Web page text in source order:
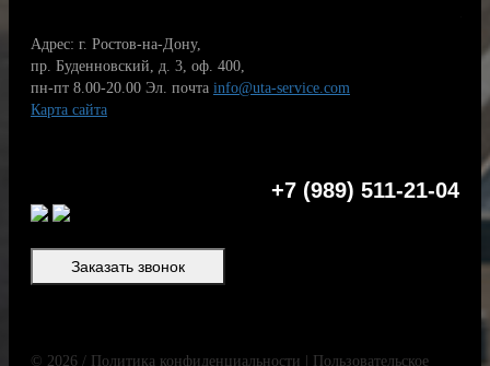
Адрес: г. Ростов-на-Дону,
пр. Буденновский, д. 3, оф. 400,
пн-пт 8.00-20.00 Эл. почта info@uta-service.com
Карта сайта
+7 (989) 511-21-04
Заказать звонок
© 2026 / Политика конфиденциальности | Пользовательское